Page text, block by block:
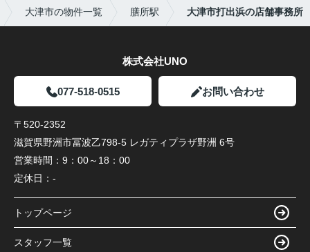
大津市の物件一覧 膳所駅 大津市打出浜の店舗事務所
株式会社UNO
077-518-0515 お問い合わせ
〒520-2352
滋賀県野洲市冨波乙798-5 レガティプラザ野洲 6号
営業時間： 9：00～18：00
定休日： -
トップページ
スタッフ一覧